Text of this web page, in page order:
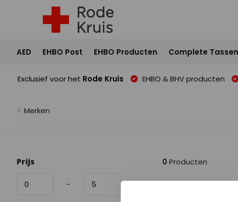
AED EHBO Post EHBO Producten Complete
Exclusief voor het Rode Kruis EHBO & BHV producten
Merken
Prijs
-
0 Producten